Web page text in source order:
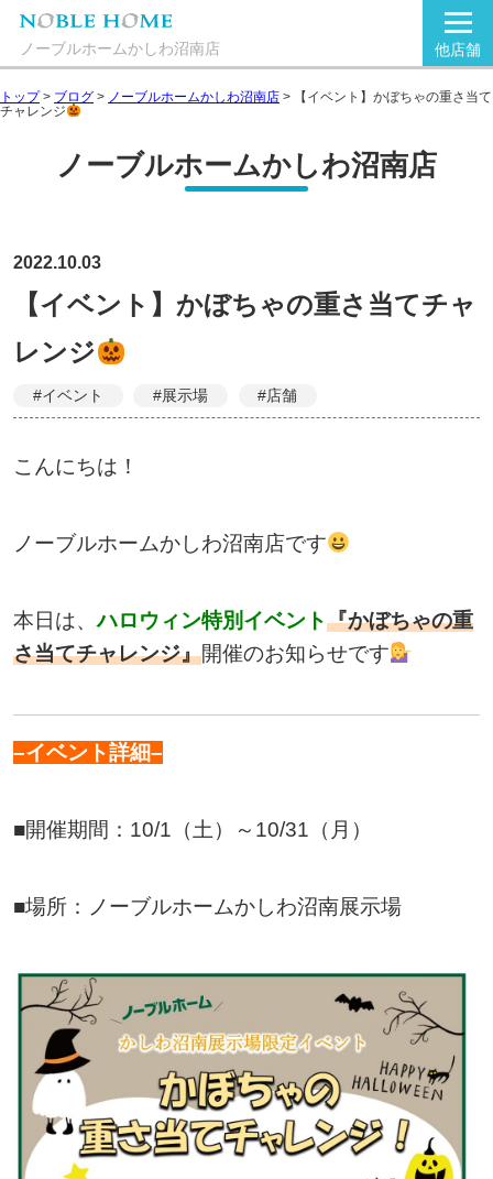
ノーブルホームかしわ沼南店 他店舗
トップ> ブログ > ノーブルホームかしわ沼南店 >
【イベント】かぼちゃの重さ当て
チャレンジ
ノーブルホームかしわ沼南店
2022.10.03
【イベント】かぼちゃの重さ当てチャ
レンジ
#イベント #展示場 #店舗
こんにちは！
ノーブルホームかしわ沼南店です
本日は、ハロウィン特別イベント『かぼちゃの重
さ当てチャレンジ』開催のお知らせです
–イベント詳細–
■開催期間：10/1（土）～10/31（月）
■場所：ノーブルホームかしわ沼南展示場